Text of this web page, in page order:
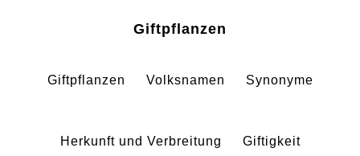
springen
springen
Giftpflanzen
Giftpflanzen Volksnamen Synonyme
Herkunft und Verbreitung Giftigkeit